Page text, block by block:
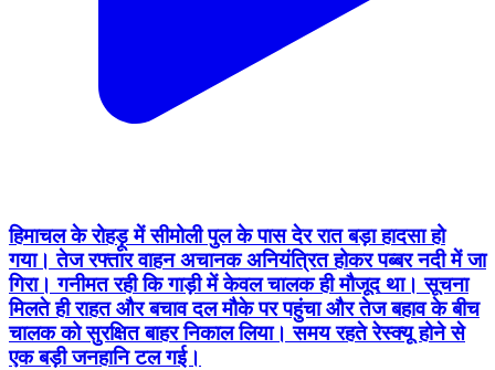
हिमाचल के रोहड़ू में सीमोली पुल के पास देर रात बड़ा हादसा हो
गया। तेज रफ्तार वाहन अचानक अनियंत्रित होकर पब्बर नदी में जा
गिरा। गनीमत रही कि गाड़ी में केवल चालक ही मौजूद था। सूचना
मिलते ही राहत और बचाव दल मौके पर पहुंचा और तेज बहाव के बीच
चालक को सुरक्षित बाहर निकाल लिया। समय रहते रेस्क्यू होने से
एक बड़ी जनहानि टल गई।